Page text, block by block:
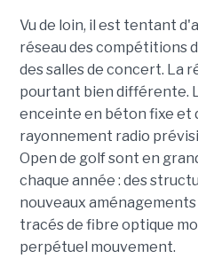
Vu de loin, il est tentant
réseau des compétitions
des salles de concert. La
pourtant bien différente.
enceinte en béton fixe et
rayonnement radio
Open de golf sont en
chaque année : des
nouveaux
tracés de fibre optique
perpétuel mouvement.